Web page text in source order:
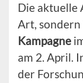
Die aktuelle
Art,
Kampagne
am 2. April.
der